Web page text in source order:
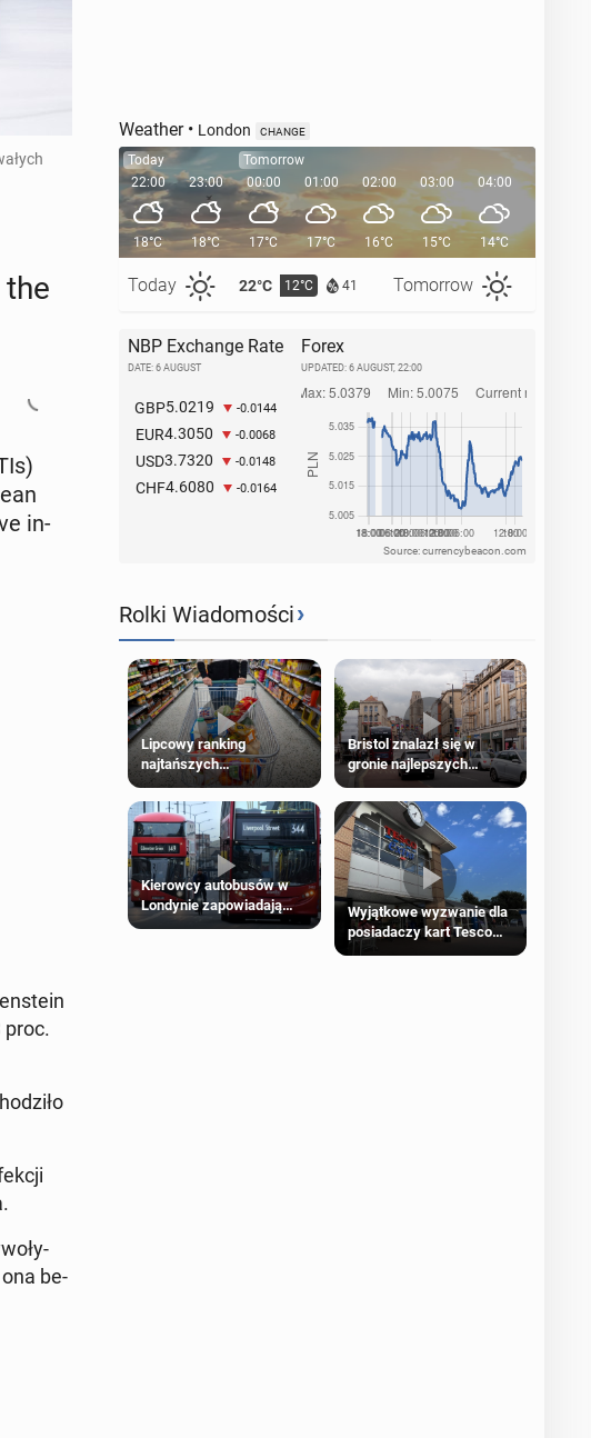
in­
proc.
ona be­
Weather• London CHANGE
Today
22:00
18°C
Today 22°C 12°C 41 Tomorrow
23:00
18°C
Tomorrow
00:00
17°C
01:00
17°C
02:00
16°C
03:00
15°C
04:00
14°C
05:00
NBP Exchange Rate
DATE: 6 AUGUST
GBP5.0219 -0.0144
EUR4.3050 -0.0068
USD3.7320 -0.0148
CHF4.6080 -0.0164
Forex
UPDATED: 6 AUGUST, 22:00
Source: currencybeacon.com
Rolki Wiadomości›
Lipcowy ranking
najtańszych
supermarketów
Bristol znalazł się w
gronie najlepszych
kierunków podróży na
świecie
Kierowcy autobusów w
Londynie zapowiadają
strajki
Wyjątkowe wyzwanie dla
posiadaczy kart Tesco
Clubcard!